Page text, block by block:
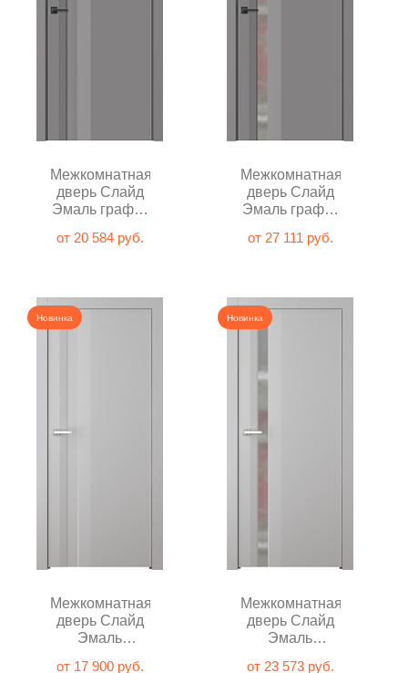
Межкомнатная
дверь Слайд
Эмаль графит
от 20 584 руб.
Межкомнатная
дверь Слайд
Эмаль графит
от 27 111 руб.
Новинка
Межкомнатная
дверь Слайд
Эмаль
от 17 900 руб.
Новинка
Межкомнатная
дверь Слайд
Эмаль
от 23 573 руб.